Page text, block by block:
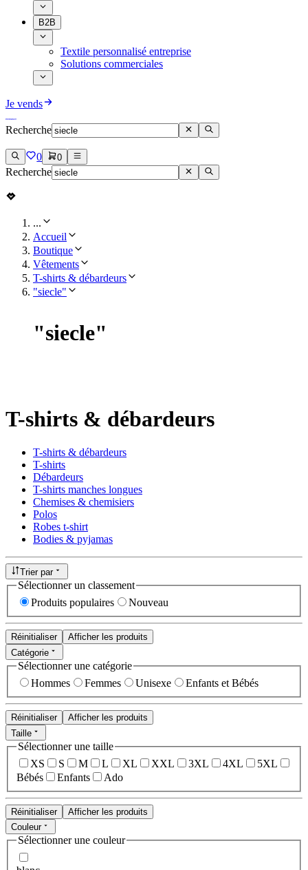
B2B
Textile personnalisé entreprise
Solutions commerciales
Je vends
Recherche
0 0
Recherche
...
Accueil
Boutique
Vêtements
T-shirts & débardeurs
"siecle"
"siecle"
T-shirts & débardeurs
T-shirts & débardeurs
T-shirts
Débardeurs
T-shirts manches longues
Chemises & chemisiers
Polos
Robes t-shirt
Bodies & pyjamas
Trier par
Sélectionner un classement
Produits populaires
Nouveau
Réinitialiser
Afficher les produits
Catégorie
Sélectionner une catégorie
Hommes
Femmes Unisexe Enfants et Bébés
Réinitialiser
Afficher les produits
Taille
Sélectionner une taille
XS
S M L XL XXL 3XL 4XL
5XL
Bébés
Enfants Ado
Réinitialiser
Afficher les produits
Couleur
Sélectionner une couleur